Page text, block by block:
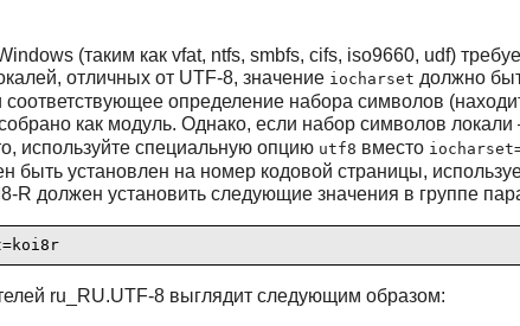
(таким как vfat, ntfs, smbfs, cifs, iso9660, udf)
отличных от UTF-8, значение iocharset должно
соответствующее определение набора символов
как модуль. Однако, если набор символов
используйте специальную опцию utf8 вместо
быть установлен на номер кодовой страницы,
должен установить следующие значения в группе
ru_RU.UTF-8 выглядит следующим образом: